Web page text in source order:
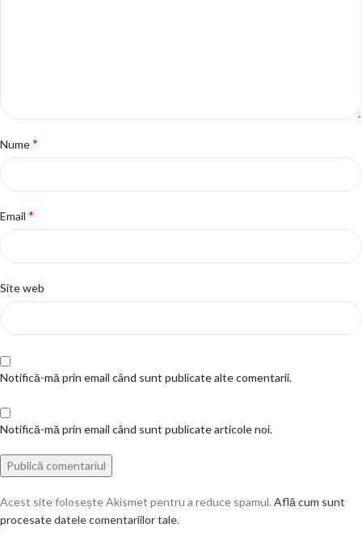
Nume*
Email *
Site web
Notifică-mă prin email când sunt publicate alte comentarii.
Notifică-mă prin email când sunt publicate articole noi.
Acest site folosește Akismet pentru a reduce spamul. Află cum sunt
procesate datele comentariilor tale.